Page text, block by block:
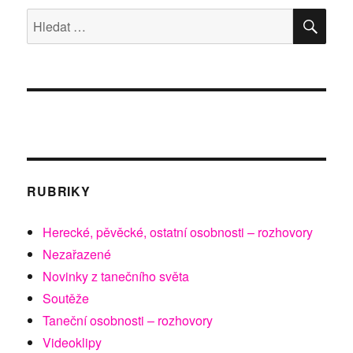
bude
„off“!
Hledat:
RUBRIKY
Herecké, pěvěcké, ostatní osobnosti – rozhovory
Nezařazené
Novinky z tanečního světa
Soutěže
Taneční osobnosti – rozhovory
Videoklipy